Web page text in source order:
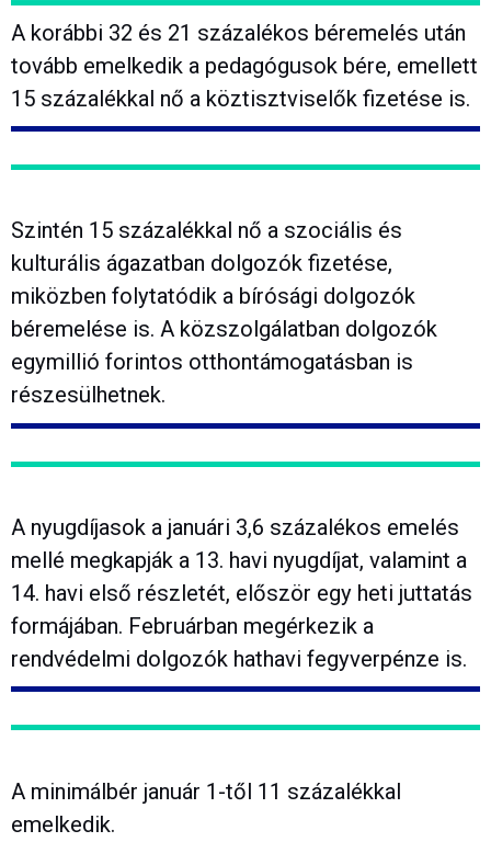
A korábbi 32 és 21 százalékos béremelés után
tovább emelkedik a pedagógusok bére, emellett
15 százalékkal nő a köztisztviselők fizetése is.
Szintén 15 százalékkal nő a szociális és
kulturális ágazatban dolgozók fizetése,
miközben folytatódik a bírósági dolgozók
béremelése is. A közszolgálatban dolgozók
egymillió forintos otthontámogatásban is
részesülhetnek.
A nyugdíjasok a januári 3,6 százalékos emelés
mellé megkapják a 13. havi nyugdíjat, valamint a
14. havi első részletét, először egy heti juttatás
formájában. Februárban megérkezik a
rendvédelmi dolgozók hathavi fegyverpénze is.
A minimálbér január 1-től 11 százalékkal
emelkedik.